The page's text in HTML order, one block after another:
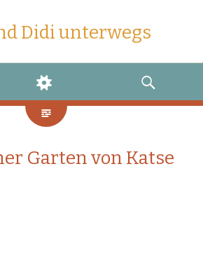
Didi unterwegs
Garten von Katse